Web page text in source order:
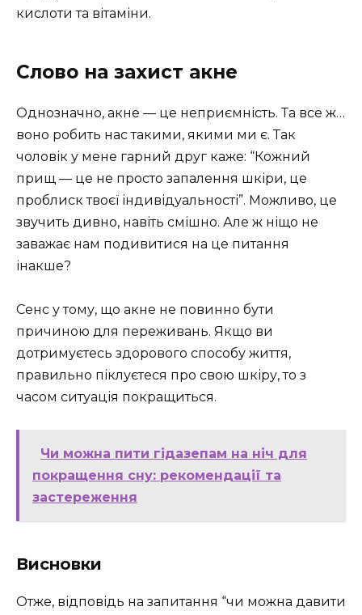
кислоти та вітаміни.
Слово на захист акне
Однозначно, акне — це неприємність. Та все ж…
воно робить нас такими, якими ми є. Так
чоловік у мене гарний друг каже: “Кожний
прищ — це не просто запалення шкіри, це
проблиск твоєї індивідуальності”. Можливо, це
звучить дивно, навіть смішно. Але ж ніщо не
заважає нам подивитися на це питання
інакше?
Сенс у тому, що акне не повинно бути
причиною для переживань. Якщо ви
дотримуєтесь здорового способу життя,
правильно піклуєтеся про свою шкіру, то з
часом ситуація покращиться.
Чи можна пити гідазепам на ніч для
покращення сну: рекомендації та
застереження
Висновки
Отже, відповідь на запитання “чи можна давити